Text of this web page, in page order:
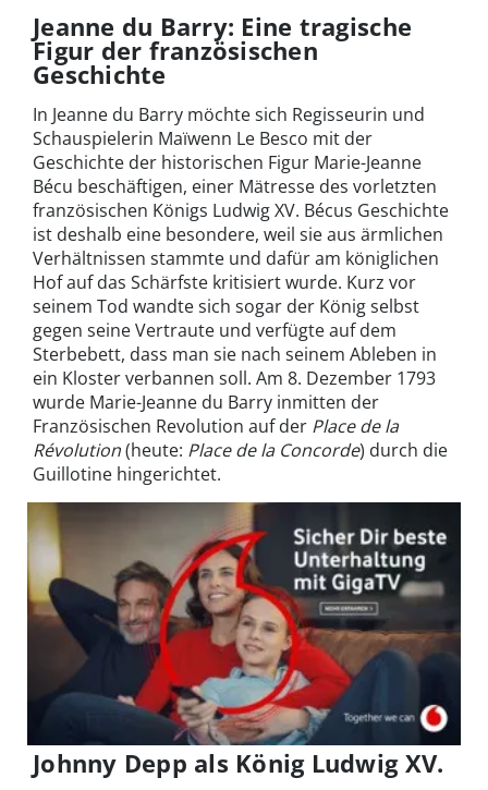
Jeanne du Barry: Eine tragische
Figur der französischen
Geschichte
In Jeanne du Barry möchte sich Regisseurin und
Schauspielerin Maïwenn Le Besco mit der
Geschichte der historischen Figur Marie-Jeanne
Bécu beschäftigen, einer Mätresse des vorletzten
französischen Königs Ludwig XV. Bécus Geschichte
ist deshalb eine besondere, weil sie aus ärmlichen
Verhältnissen stammte und dafür am königlichen
Hof auf das Schärfste kritisiert wurde. Kurz vor
seinem Tod wandte sich sogar der König selbst
gegen seine Vertraute und verfügte auf dem
Sterbebett, dass man sie nach seinem Ableben in
ein Kloster verbannen soll. Am 8. Dezember 1793
wurde Marie-Jeanne du Barry inmitten der
Französischen Revolution auf der Place de la
Révolution(heute: Place de la Concorde) durch die
Guillotine hingerichtet.
Johnny Depp als König Ludwig XV.